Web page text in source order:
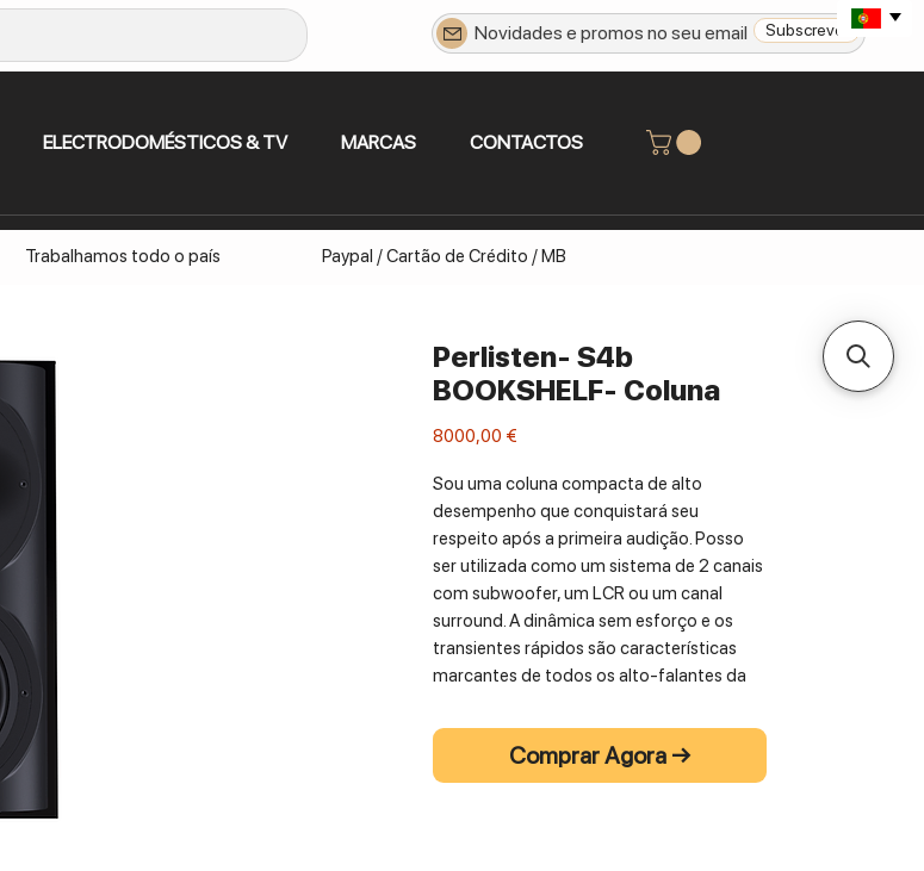
Subscrever
ELECTRODOMÉSTICOS & TV MARCAS CONTACTOS
Trabalhamos todo o país Paypal / Cartão de Crédito / MB
Perlisten- S4b
BOOKSHELF- Coluna
8000,00 €
Sou uma coluna compacta de alto
desempenho que conquistará seu
respeito após a primeira audição. Posso
ser utilizada como um sistema de 2 canais
com subwoofer, um LCR ou um canal
surround. A dinâmica sem esforço e os
transientes rápidos são características
marcantes de todos os alto-falantes da
ESPECIFICAÇÕES TÉCNICAS:
For use in 2.1 systems or as surround,
Comprar Agora →